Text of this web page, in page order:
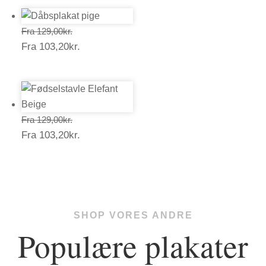
Fra 129,00kr.Prisinterval:
129,00kr.
Fra 103,20kr.
Fra 129,00kr.Prisinterval:
129,00kr.
Fra 103,20kr.
SHOP VORES ANDRE
Populære plakater